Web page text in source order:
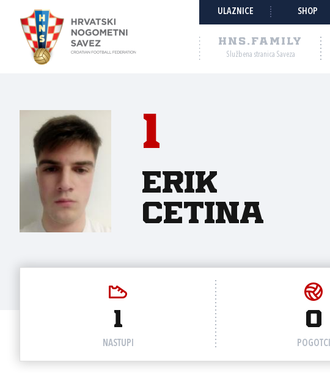
ULAZNICE SHOP
HNS.FAMILY
Službena stranica Saveza
1
Erik
Cetina
1
NASTUPI
0
POGOTCI